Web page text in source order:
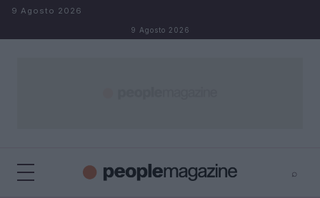
Salta al contenuto
9 Agosto 2026
9 Agosto 2026
⌕